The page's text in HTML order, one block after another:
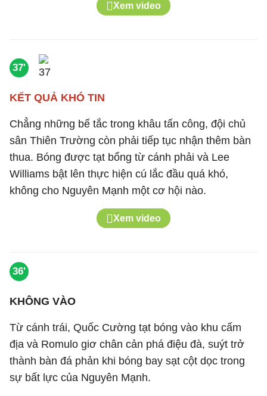
Xem video
37'
KẾT QUẢ KHÓ TIN
Chẳng những bế tắc trong khâu tấn công, đội chủ
sân Thiên Trường còn phải tiếp tục nhận thêm bàn
thua. Bóng được tạt bổng từ cánh phải và Lee
Williams bật lên thực hiện cú lắc đầu quá khó,
không cho Nguyên Mạnh một cơ hội nào.
Xem video
36'
KHÔNG VÀO
Từ cánh trái, Quốc Cường tạt bóng vào khu cấm
địa và Romulo giơ chân cản phá điệu đà, suýt trở
thành bàn đá phản khi bóng bay sạt cột dọc trong
sự bất lực của Nguyên Mạnh.